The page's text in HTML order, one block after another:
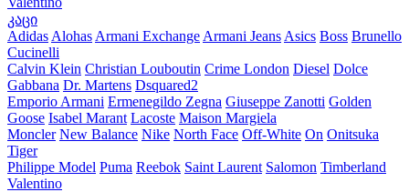
კაცი
Adidas Alohas Armani Exchange Armani Jeans Asics Boss Brunello
Cucinelli
Calvin Klein Christian Louboutin Crime London Diesel Dolce
Gabbana Dr. Martens Dsquared2
Emporio Armani Ermenegildo Zegna Giuseppe Zanotti Golden
Goose Isabel Marant Lacoste Maison Margiela
Moncler New Balance Nike North Face Off-White On Onitsuka
Tiger
Philippe Model Puma Reebok Saint Laurent Salomon Timberland
Valentino